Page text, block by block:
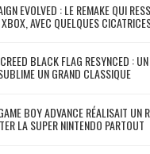
EVOLVED : LE REMAKE QUI
AVEC QUELQUES
BLACK FLAG RESYNCED :
UN GRAND CLASSIQUE
BOY ADVANCE RÉALISAIT UN
LA SUPER NINTENDO PARTOUT